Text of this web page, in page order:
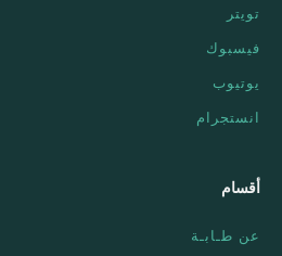
تويتر
فيسبوك
يوتيوب
انستجرام
أقسام
عن طـابـة